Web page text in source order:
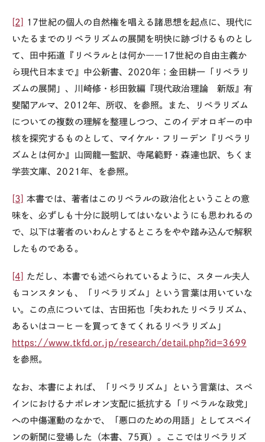
[2]
17世紀の個人の自然権を唱える諸思想を起点に、現代に
いたるまでのリベラリズムの展開を明快に跡づけるものとし
て、田中拓道『リベラルとは何か―― 17世紀の自由主義か
ら現代日本まで』中公新書、 2020年；金田耕一「リベラリ
ズムの展開」、川崎修・杉田敦編『現代政治理論 新版』有
斐閣アルマ、 2012年、所収、を参照。また、リベラリズム
についての複数の理解を整理しつつ、このイデオロギーの中
核を探究するものとして、マイケル・フリーデン『リベラリ
ズムとは何か』山岡龍一監訳、寺尾範野・森達也訳、ちくま
学芸文庫、 2021 年、を参照。
[3]
本書では、著者はこのリベラルの政治化ということの意
味を、必ずしも十分に説明してはいないようにも思われるの
で、以下は著者のいわんとするところをやや踏み込んで解釈
したものである。
[4]
ただし、本書でも述べられているように、スタール夫人
もコンスタンも、「リベラリズム」という言葉は用いていな
い。この点については、古田拓也「失われたリベラリズム、
あるいはコーヒーを買ってきてくれるリベラリズム」
https://www.tkfd.or.jp/research/detail.php?id=3699
を参照。
なお、本書によれば、「リベラリズム」という言葉は、スペ
インにおけるナポレオン支配に抵抗する「リベラルな政党」
への中傷運動のなかで、「悪口のための用語」としてスペイ
ンの新聞に登場した（本書、 75頁）。ここではリベラリズ